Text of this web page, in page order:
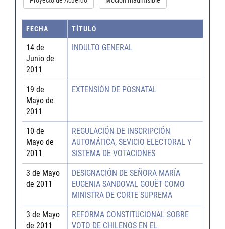
FECHA TÍTULO
14 de
Junio de
2011
INDULTO GENERAL
19 de
Mayo de
2011
EXTENSIÓN DE POSNATAL
10 de
Mayo de
2011
REGULACIÓN DE INSCRIPCIÓN
AUTOMÁTICA, SEVICIO ELECTORAL Y
SISTEMA DE VOTACIONES
3 de Mayo
de 2011
DESIGNACIÓN DE SEÑORA MARÍA
EUGENIA SANDOVAL GOUËT COMO
MINISTRA DE CORTE SUPREMA
3 de Mayo
de 2011
REFORMA CONSTITUCIONAL SOBRE
VOTO DE CHILENOS EN EL